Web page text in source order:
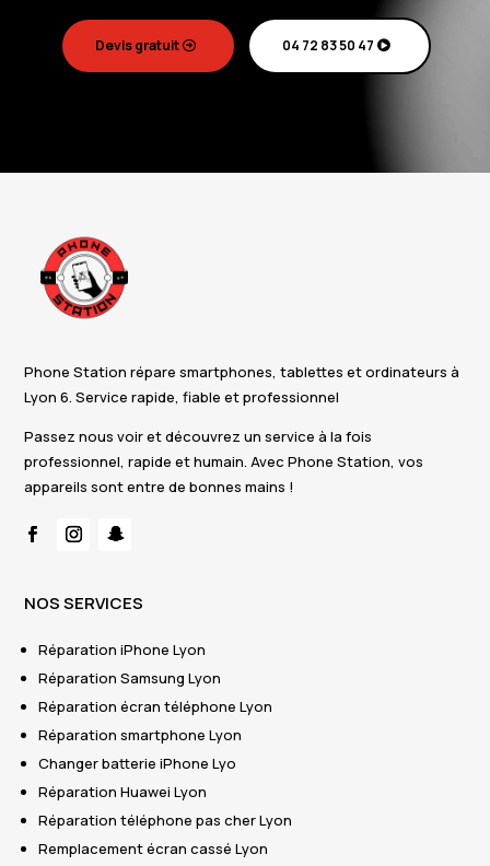
Devis gratuit 04 72 83 50 47
Phone Station répare smartphones, tablettes et ordinateurs à
Lyon 6. Service rapide, fiable et professionnel
Passez nous voir et découvrez un service à la fois
professionnel, rapide et humain. Avec Phone Station, vos
appareils sont entre de bonnes mains !
NOS SERVICES
Réparation iPhone Lyon
Réparation Samsung Lyon
Réparation écran téléphone Lyon
Réparation smartphone Lyon
Changer batterie iPhone Lyo
Réparation Huawei Lyon
Réparation téléphone pas cher Lyon
Remplacement écran cassé Lyon